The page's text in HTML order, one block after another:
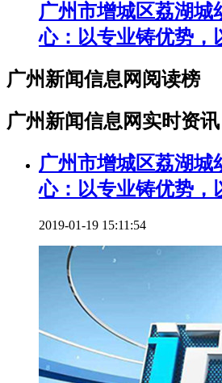
广州市增城区荔湖城
心：以专业铸优势，
广州新闻信息网阅读榜
广州新闻信息网实时资讯
广州市增城区荔湖城
心：以专业铸优势，
2019-01-19 15:11:54